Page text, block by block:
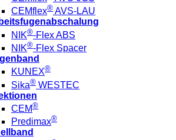
CEMflex® AVS-LAU
NIK®-Flex ABS
NIK®-Flex Spacer
KUNEX®
Sika® WESTEC
CEM®
Predimax®